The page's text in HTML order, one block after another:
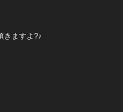
きますよ?♪